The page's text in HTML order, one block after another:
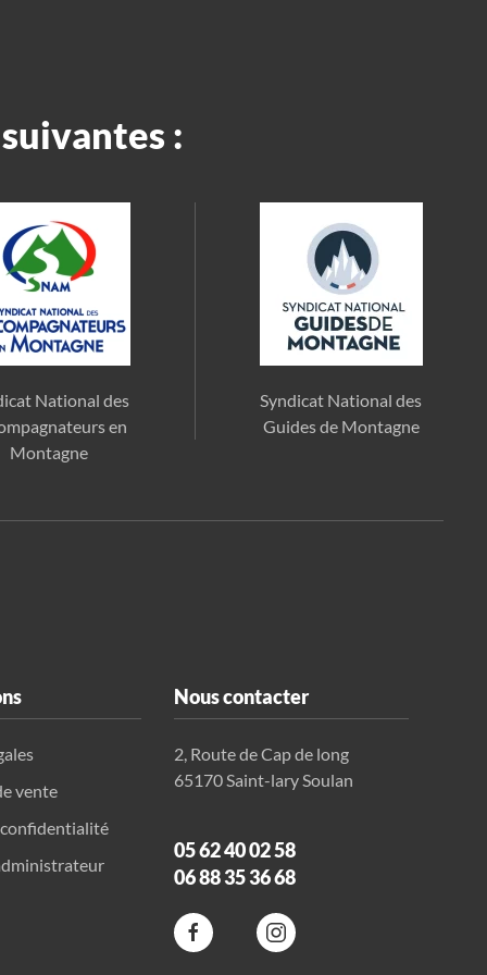
:
National des
en
Montagne
Syndicat National des
Guides de Montagne
vente
Nous contacter
2, Route de Cap de long
65170 Saint-lary Soulan
05 62 40 02 58
06 88 35 36 68